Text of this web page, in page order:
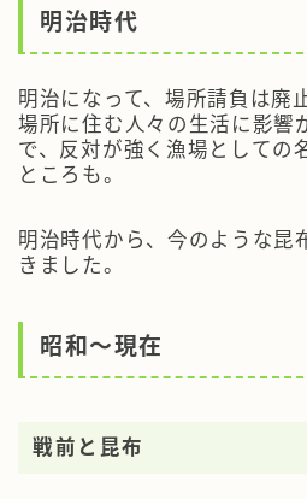
明治時代
明治になって、場所請負は廃
場所に住む人々の生活に影響
で、反対が強く漁場としての
ところも。
明治時代から、今のような昆
きました。
昭和～現在
戦前と昆布